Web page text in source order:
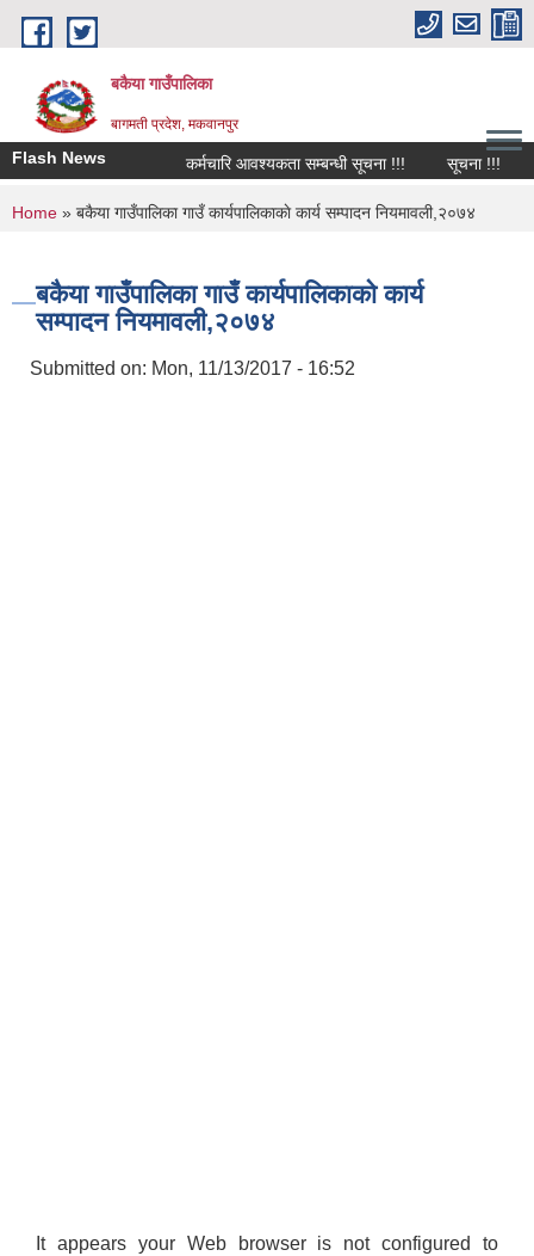
Skip to main content
बकैया गाउँपालिका
बागमती प्रदेश, मकवानपुर
Flash News कर्मचारि आवश्यकता सम्बन्धी सूचना !!! सूचना !!!
You are here
Home » बकैया गाउँपालिका गाउँ कार्यपालिकाकाे कार्य सम्पादन नियमावली,२०७४
बकैया गाउँपालिका गाउँ कार्यपालिकाकाे कार्य
सम्पादन नियमावली,२०७४
Submitted on: Mon, 11/13/2017 - 16:52
It appears your Web browser is not configured to